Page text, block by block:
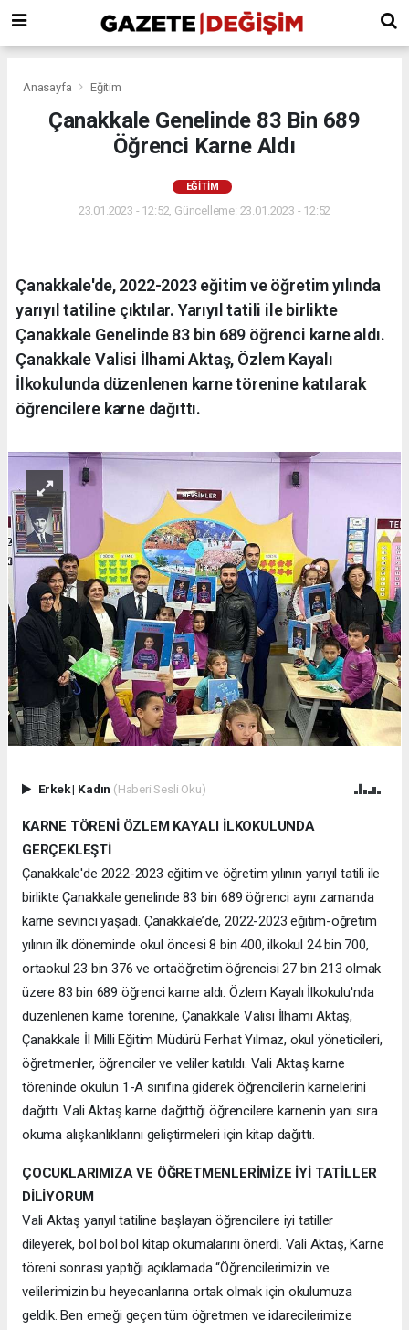
Anasayfa Eğitim
Çanakkale Genelinde 83 Bin 689
Öğrenci Karne Aldı
EĞITIM
23.01.2023 - 12:52, Güncelleme: 23.01.2023 - 12:52
Çanakkale'de, 2022-2023 eğitim ve öğretim yılında
yarıyıl tatiline çıktılar. Yarıyıl tatili ile birlikte
Çanakkale Genelinde 83 bin 689 öğrenci karne aldı.
Çanakkale Valisi İlhami Aktaş, Özlem Kayalı
İlkokulunda düzenlenen karne törenine katılarak
öğrencilere karne dağıttı.
Erkek| Kadın (Haberi Sesli Oku)
KARNE TÖRENİ ÖZLEM KAYALI İLKOKULUNDA
GERÇEKLEŞTİ
Çanakkale'de 2022-2023 eğitim ve öğretim yılının yarıyıl tatili ile
birlikte Çanakkale genelinde 83 bin 689 öğrenci aynı zamanda
karne sevinci yaşadı. Çanakkale’de, 2022-2023 eğitim-öğretim
yılının ilk döneminde okul öncesi 8 bin 400, ilkokul 24 bin 700,
ortaokul 23 bin 376 ve ortaöğretim öğrencisi 27 bin 213 olmak
üzere 83 bin 689 öğrenci karne aldı. Özlem Kayalı İlkokulu'nda
düzenlenen karne törenine, Çanakkale Valisi İlhami Aktaş,
Çanakkale İl Milli Eğitim Müdürü Ferhat Yılmaz, okul yöneticileri,
öğretmenler, öğrenciler ve veliler katıldı. Vali Aktaş karne
töreninde okulun 1-A sınıfına giderek öğrencilerin karnelerini
dağıttı. Vali Aktaş karne dağıttığı öğrencilere karnenin yanı sıra
okuma alışkanlıklarını geliştirmeleri için kitap dağıttı.
ÇOCUKLARIMIZA VE ÖĞRETMENLERİMİZE İYİ TATİLLER
DİLİYORUM
Vali Aktaş yarıyıl tatiline başlayan öğrencilere iyi tatiller
dileyerek, bol bol bol kitap okumalarını önerdi. Vali Aktaş, Karne
töreni sonrası yaptığı açıklamada “Öğrencilerimizin ve
velilerimizin bu heyecanlarına ortak olmak için okulumuza
geldik. Ben emeği geçen tüm öğretmen ve idarecilerimize